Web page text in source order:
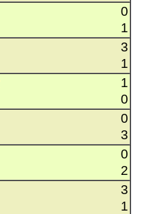
0
1
3
1
1
0
0
3
0
2
3
1